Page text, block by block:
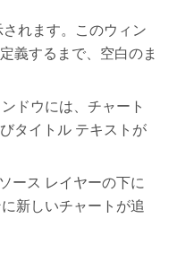
れます。このウィン
義するまで、空白のま
ドウには、チャート
タイトル テキストが
ース レイヤーの下に
新しいチャートが追